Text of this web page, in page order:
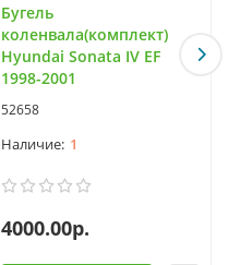
Бугель
коленвала(комплект)
Hyundai Sonata IV EF
1998-2001
52658
1
4000.00р.